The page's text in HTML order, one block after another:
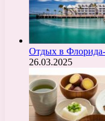
Отдых в
26.03.2025